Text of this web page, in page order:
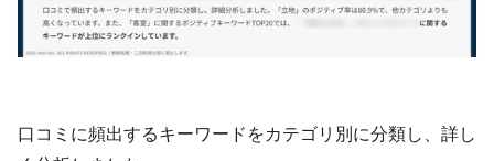
口コミに頻出するキーワードをカテゴリ別に分類し、詳し